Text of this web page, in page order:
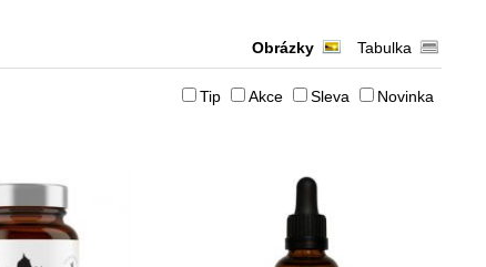
Obrázky Tabulka
Tip Akce Sleva Novinka